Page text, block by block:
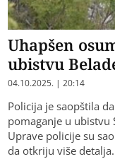
Uhapšen
ubistvu
04.10.2025. | 20:14
Policija je saopštila
pomaganje u ubistvu
Uprave policije su
da otkriju više